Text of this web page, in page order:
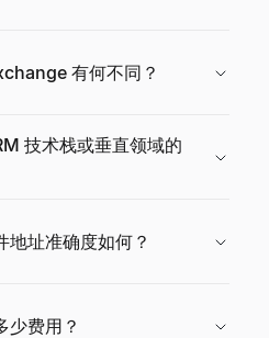
有何不同？
技术栈或垂直领域的
地址准确度如何？
少费用？